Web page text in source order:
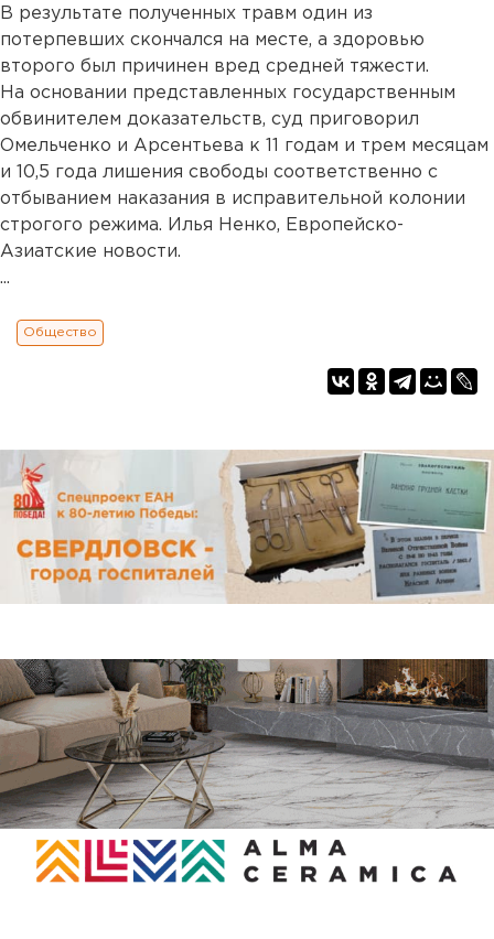
В результате полученных травм один из
потерпевших скончался на месте, а здоровью
второго был причинен вред средней тяжести.
На основании представленных государственным
обвинителем доказательств, суд приговорил
Омельченко и Арсентьева к 11 годам и трем месяцам
и 10,5 года лишения свободы соответственно с
отбыванием наказания в исправительной колонии
строгого режима. Илья Ненко, Европейско-
Азиатские новости.
...
Общество